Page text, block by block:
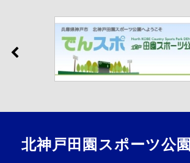
北神戸田園スポーツ公園